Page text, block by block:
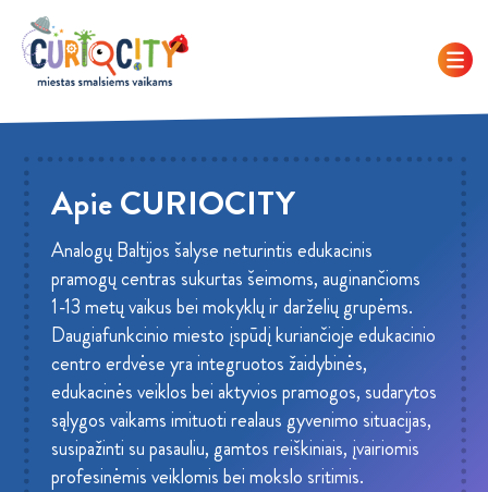
Apie CURIOCITY
Analogų Baltijos šalyse neturintis edukacinis
pramogų centras sukurtas šeimoms, auginančioms
1-13 metų vaikus bei mokyklų ir darželių grupėms.
Daugiafunkcinio miesto įspūdį kuriančioje edukacinio
centro erdvėse yra integruotos žaidybinės,
edukacinės veiklos bei aktyvios pramogos, sudarytos
sąlygos vaikams imituoti realaus gyvenimo situacijas,
susipažinti su pasauliu, gamtos reiškiniais, įvairiomis
profesinėmis veiklomis bei mokslo sritimis.